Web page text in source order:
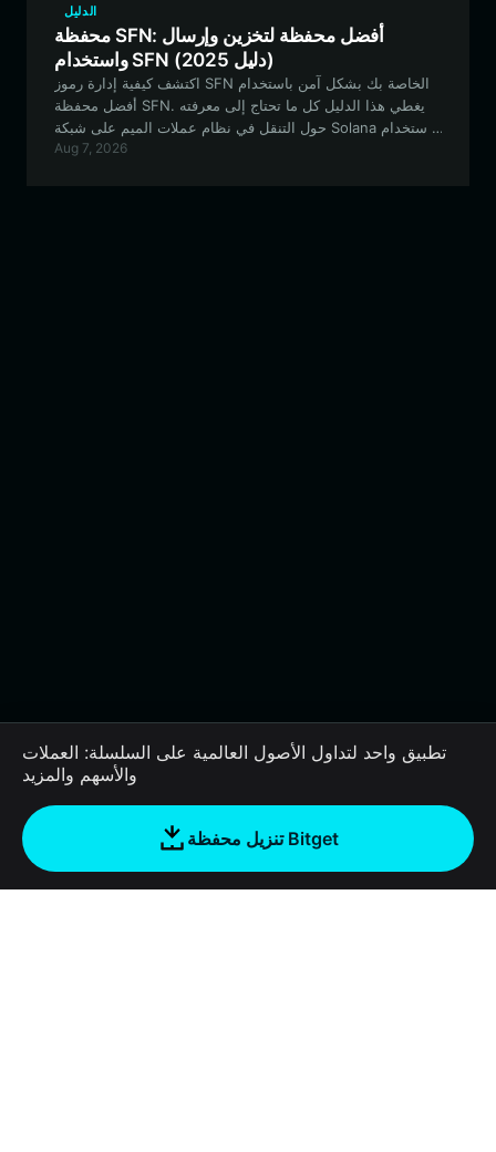
الدليل
محفظة SFN: أفضل محفظة لتخزين وإرسال
واستخدام SFN (دليل 2025)
اكتشف كيفية إدارة رموز SFN الخاصة بك بشكل آمن باستخدام
أفضل محفظة SFN. يغطي هذا الدليل كل ما تحتاج إلى معرفته
حول التنقل في نظام عملات الميم على شبكة Solana باستخدام
محفظة Bitget.
Aug 7, 2026
تطبيق واحد لتداول الأصول العالمية على السلسلة: العملات
والأسهم والمزيد
تنزيل محفظة Bitget